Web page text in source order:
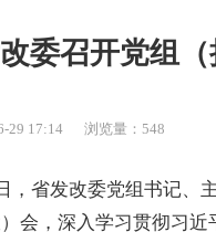
委召开党组
29 17:14 浏览量：548
省发改委党组书记、
会，深入学习贯彻习近